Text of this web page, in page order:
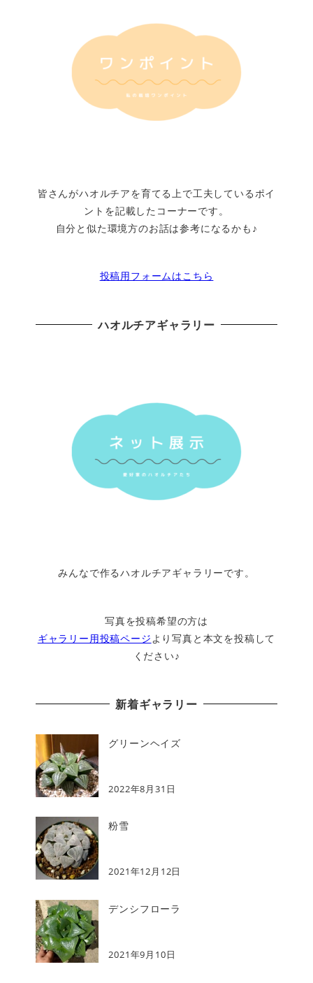
皆さんがハオルチアを育てる上で工夫しているポイ
ントを記載したコーナーです。
自分と似た環境方のお話は参考になるかも♪
投稿用フォームはこちら
ハオルチアギャラリー
みんなで作るハオルチアギャラリーです。
写真を投稿希望の方は
ギャラリー用投稿ページ より写真と本文を投稿して
ください♪
新着ギャラリー
グリーンヘイズ
2022年8月31日
粉雪
2021年12月12日
デンシフローラ
2021年9月10日